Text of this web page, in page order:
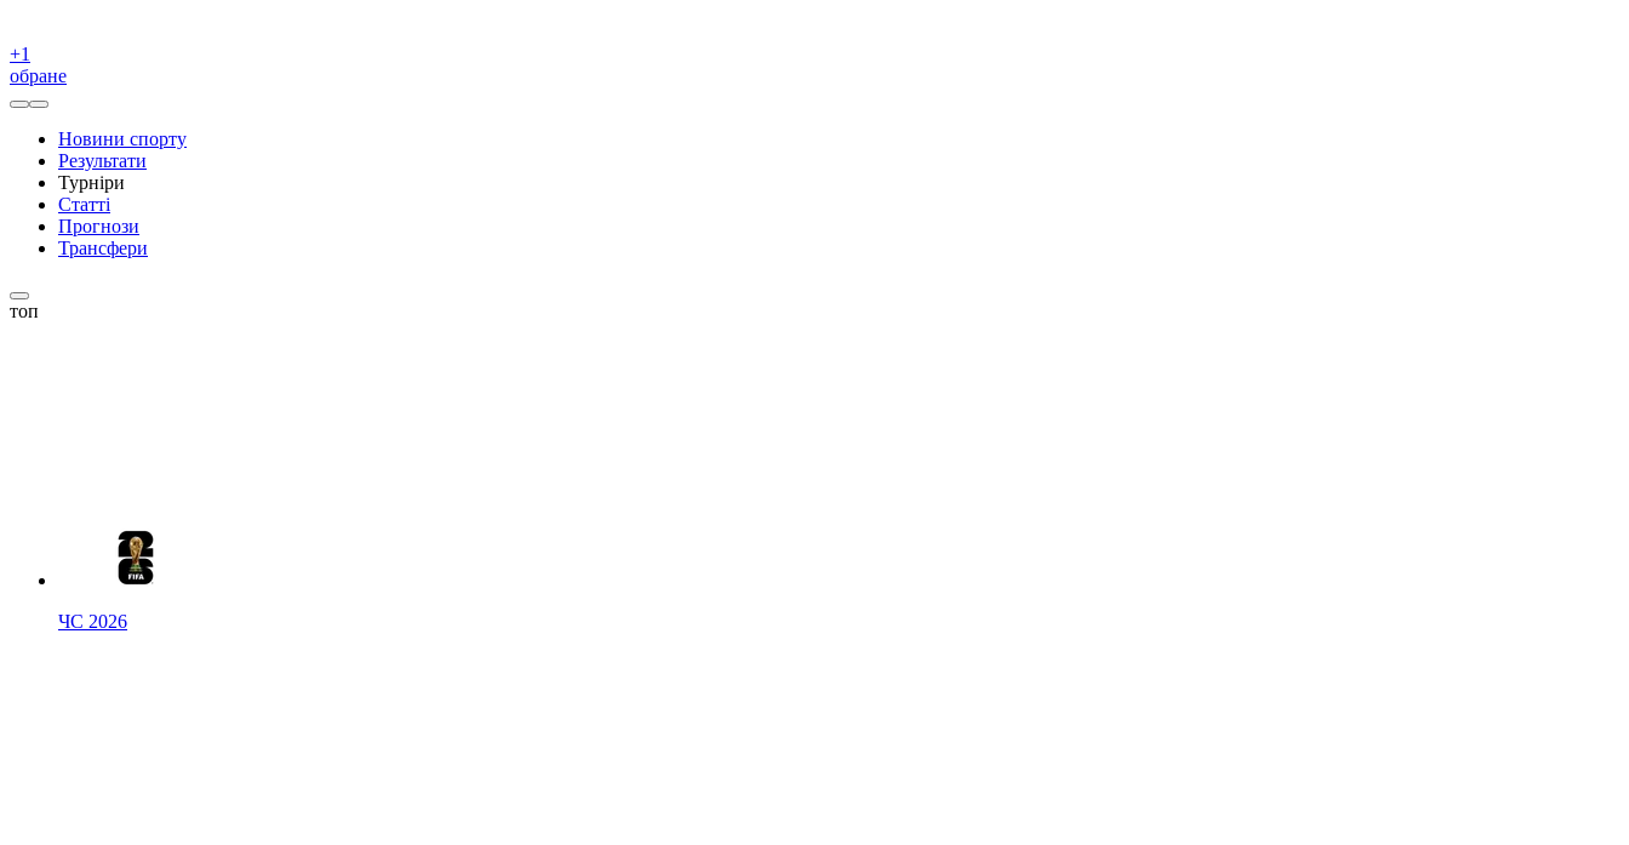
+1
обране
Новини спорту
Результати
Турніри
Статті
Прогнози
Трансфери
топ
ЧС 2026